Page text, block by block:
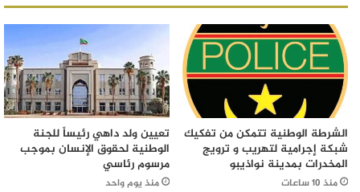
الشرطة الوطنية تتمكن من تفكيك
شبكة إجرامية لتهريب و ترويج
المخدرات بمدينة نواذيبو
منذ 10 ساعات
تعيين ولد داهي رئيساً للجنة
الوطنية لحقوق الإنسان بموجب
مرسوم رئاسي
منذ يوم واحد